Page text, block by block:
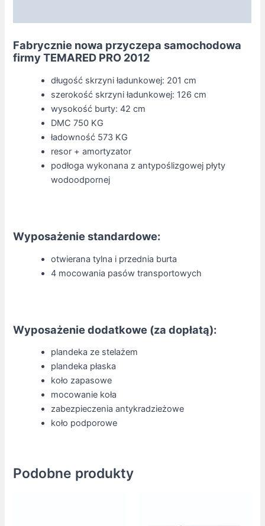
Fabrycznie nowa przyczepa samochodowa
firmy TEMARED PRO 2012
długość skrzyni ładunkowej: 201 cm
szerokość skrzyni ładunkowej: 126 cm
wysokość burty: 42 cm
DMC 750 KG
ładowność 573 KG
resor + amortyzator
podłoga wykonana z antypoślizgowej płyty
wodoodpornej
Wyposażenie standardowe:
otwierana tylna i przednia burta
4 mocowania pasów transportowych
Wyposażenie dodatkowe (za dopłatą):
plandeka ze stelażem
plandeka płaska
koło zapasowe
mocowanie koła
zabezpieczenia antykradzieżowe
koło podporowe
Podobne produkty